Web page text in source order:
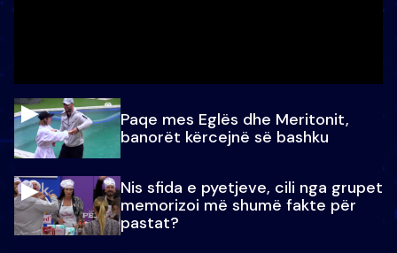
Paqe mes Eglës dhe Meritonit,
banorët kërcejnë së bashku
Nis sfida e pyetjeve, cili nga grupet
memorizoi më shumë fakte për
pastat?